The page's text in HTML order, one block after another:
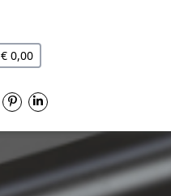
€ 0,00